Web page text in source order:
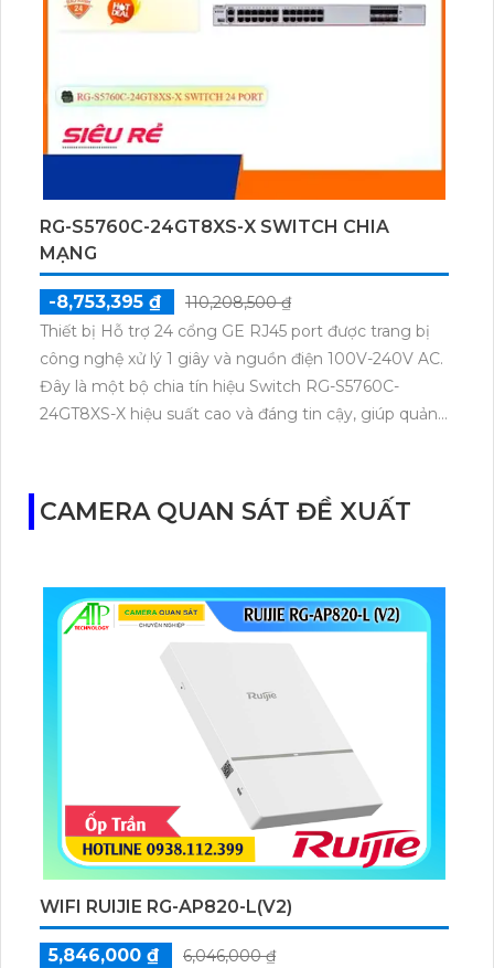
RG-S5760C-24GT8XS-X SWITCH CHIA
MẠNG
-8,753,395 ₫
110,208,500 ₫
Thiết bị Hỗ trợ 24 cổng GE RJ45 port được trang bị
công nghệ xử lý 1 giây và nguồn điện 100V-240V AC.
Đây là một bộ chia tín hiệu Switch RG-S5760C-
24GT8XS-X hiệu suất cao và đáng tin cậy, giúp quản
xử lý tín hiệu nhanh chóng và ổn định.
CAMERA QUAN SÁT ĐỀ XUẤT
WIFI RUIJIE RG-AP820-L(V2)
5,846,000 ₫
6,046,000 ₫